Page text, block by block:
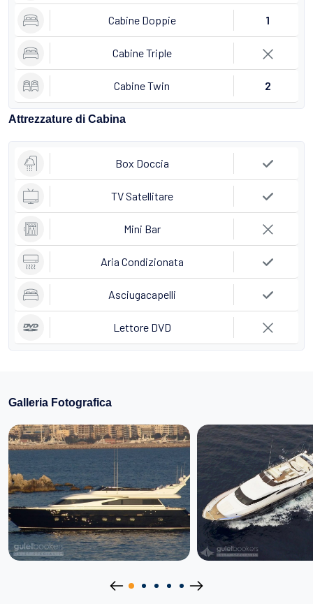
Cabine Doppie 1
Cabine Triple
Cabine Twin 2
Attrezzature di Cabina
Box Doccia
TV Satellitare
Mini Bar
Aria Condizionata
Asciugacapelli
Lettore DVD
Galleria Fotografica